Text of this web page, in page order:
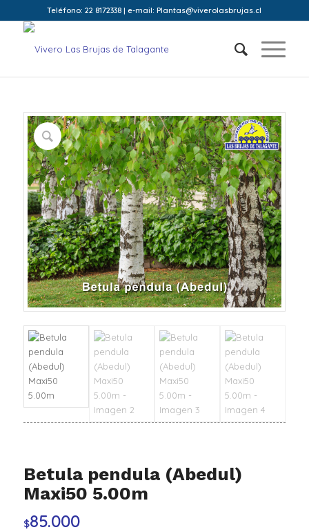
Teléfono: 22 8172338 | e-mail: Plantas@viverolasbrujas.cl
Betula pendula (Abedul)
Maxi50 5.00m
$85.000